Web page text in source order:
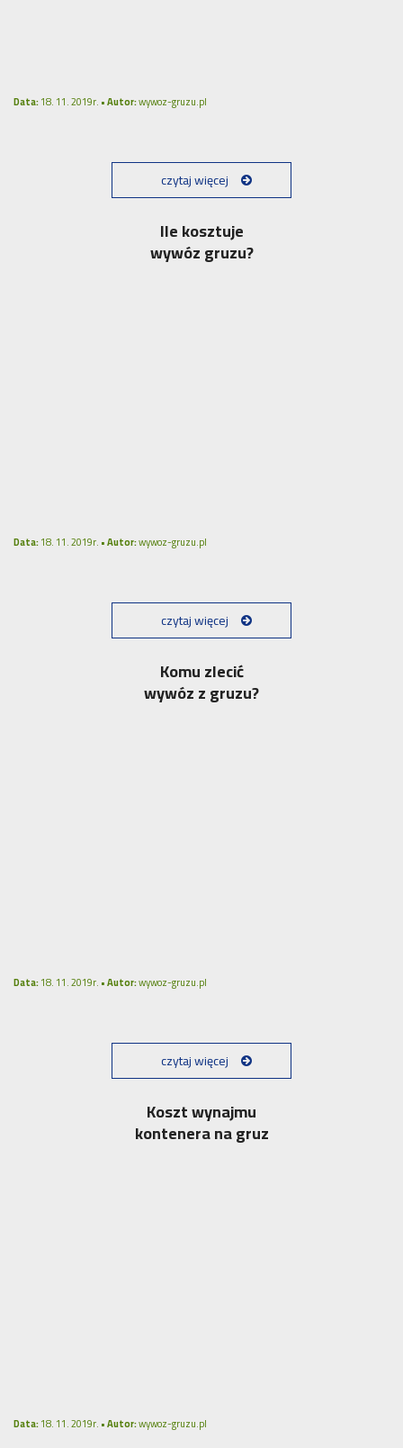
Data:18. 11. 2019r. •Autor:wywoz-gruzu.pl
czytaj więcej
Ile kosztuje
wywóz gruzu?
Data:18. 11. 2019r. •Autor:wywoz-gruzu.pl
czytaj więcej
Komu zlecić
wywóz z gruzu?
Data:18. 11. 2019r. •Autor:wywoz-gruzu.pl
czytaj więcej
Koszt wynajmu
kontenera na gruz
Data:18. 11. 2019r. •Autor:wywoz-gruzu.pl